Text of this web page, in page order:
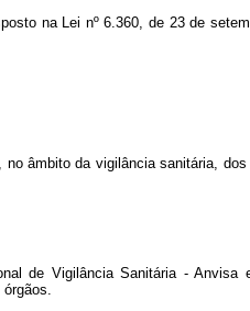
na Lei nº 6.360, de 23 de
âmbito da vigilância sanitária,
de Vigilância Sanitária - Anvisa